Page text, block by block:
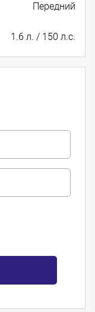
Передний
1.6 л. / 150 л.с.